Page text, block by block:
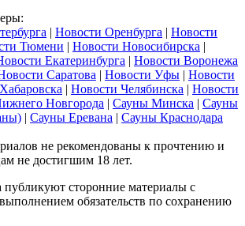
| Новости Оренбурга | Новости
Тюмени | Новости Новосибирска |
Екатеринбурга | Новости Воронежа
Саратова | Новости Уфы | Новости
| Новости Челябинска | Новости
Новгорода | Сауны Минска | Сауны
| Сауны Еревана | Сауны Краснодара
не рекомендованы к прочтению и
не достигшим 18 лет.
публикуют сторонние материалы с
обязательств по сохранению